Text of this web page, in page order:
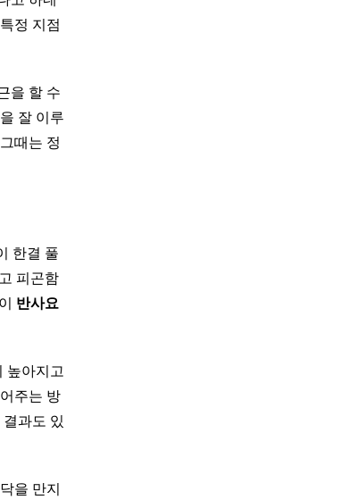
정 지점
을 할 수
잘 이루
때는 정
한결 풀
피곤함
반사요
높아지고
주는 방
과도 있
을 만지